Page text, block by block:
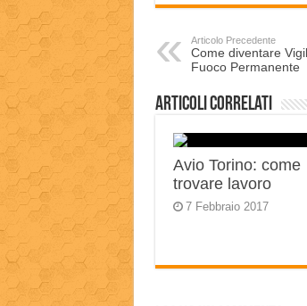
Articolo Precedente
Come diventare
Fuoco Permanente
Articoli correlati
Avio Torino: come
trovare lavoro
7 Febbraio 2017